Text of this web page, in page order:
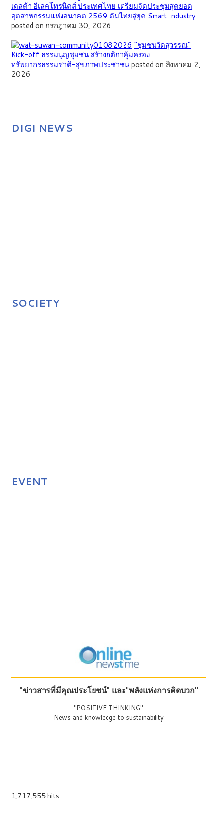
เดลต้า อีเลคโทรนิคส์ ประเทศไทย เตรียมจัดประชุมสุดยอด
อุตสาหกรรมแห่งอนาคต 2569 ดันไทยสู่ยุค Smart Industry
posted on กรกฎาคม 30, 2026
”ชุมชนวัดสุวรรณ”
Kick-off ธรรมนูญชุมชน สร้างกติกาคุ้มครอง
ทรัพยากรธรรมชาติ-สุขภาพประชาชนposted on สิงหาคม 2,
2026
DIGI NEWS
SOCIETY
EVENT
"ข่าวสารที่มีคุณประโยชน์" และ"พลังแห่งการคิดบวก"
"POSITIVE THINKING"
News and knowledge to sustainability
1,717,555 hits